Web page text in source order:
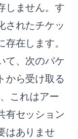
しません。す
されたチケッ
在します。
て、次のパケ
から受け取る
これはアー
有セッション
はありませ